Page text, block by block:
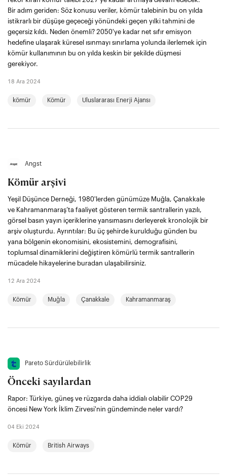
Bir adım geriden: Söz konusu veriler, kömür talebinin bu on yılda
istikrarlı bir düşüşe geçeceği yönündeki geçen yılki tahmini de
geçersiz kıldı. Neden önemli? 2050'ye kadar net sıfır emisyon
hedefine ulaşarak küresel ısınmayı sınırlama yolunda ilerlemek için
kömür kullanımının bu on yılda keskin bir şekilde düşmesi
gerekiyor.
18 Ara 2024
kömür Kömür Uluslararası Enerji Ajansı
Angst
Kömür arşivi
Yeşil Düşünce Derneği, 1980'lerden günümüze Muğla, Çanakkale
ve Kahramanmaraş’ta faaliyet gösteren termik santrallerin yazılı,
görsel basın yayın içeriklerine yansımasını derleyerek kronolojik bir
arşiv oluşturdu. Ayrıntılar: Bu üç şehirde kurulduğu günden bu
yana bölgenin ekonomisini, ekosistemini, demografisini,
toplumsal dinamiklerini değiştiren kömürlü termik santrallerin
mücadele hikayelerine buradan ulaşabilirsiniz.
12 Ara 2024
Kömür Muğla Çanakkale Kahramanmaraş
Pareto Sürdürülebilirlik
Önceki sayılardan
Rapor: Türkiye, güneş ve rüzgarda daha iddialı olabilir COP29
öncesi New York İklim Zirvesi'nin gündeminde neler vardı?
04 Eki 2024
Kömür British Airways